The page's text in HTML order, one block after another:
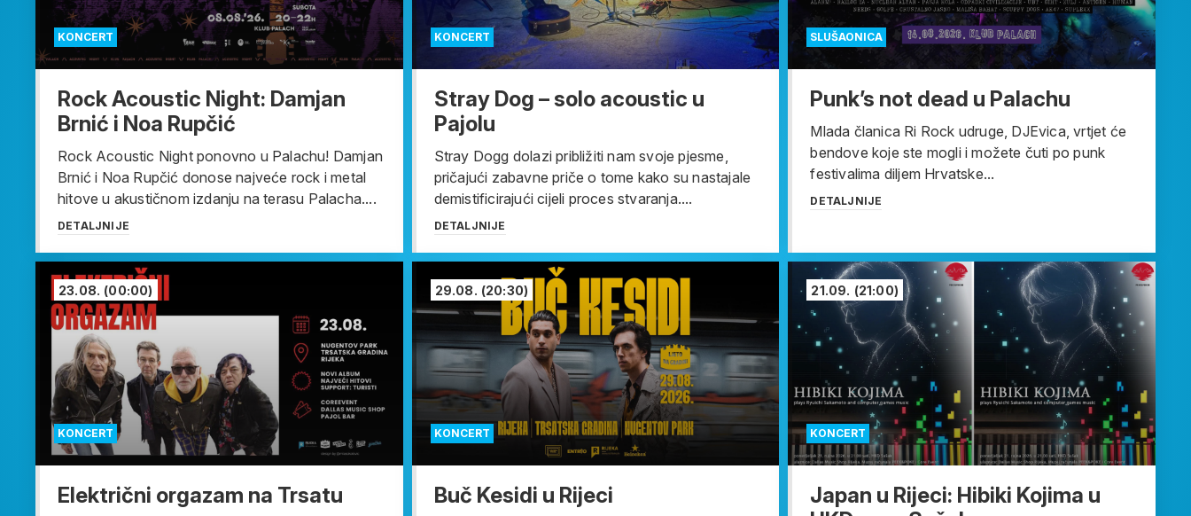
KONCERT
Rock Acoustic Night: Damjan
Brnić i Noa Rupčić
Rock Acoustic Night ponovno u Palachu! Damjan
Brnić i Noa Rupčić donose najveće rock i metal
hitove u akustičnom izdanju na terasu Palacha....
DETALJNIJE
KONCERT
Stray Dog – solo acoustic u
Pajolu
Stray Dogg dolazi približiti nam svoje pjesme,
pričajući zabavne priče o tome kako su nastajale
demistificirajući cijeli proces stvaranja....
DETALJNIJE
SLUŠAONICA
Punk’s not dead u Palachu
Mlada članica Ri Rock udruge, DJEvica, vrtjet će
bendove koje ste mogli i možete čuti po punk
festivalima diljem Hrvatske...
DETALJNIJE
KONCERT
23.08. (00:00)
Električni orgazam na Trsatu
KONCERT
29.08. (20:30)
Buč Kesidi u Rijeci
KONCERT
21.09. (21:00)
Japan u Rijeci: Hibiki Kojima u